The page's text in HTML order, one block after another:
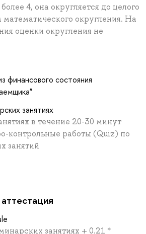
4, она округляется до целого
округления. На
оценки округления не
финансового состояния
занятиях
в течение 20-30 минут
контрольные работы (Quiz) по
занятий
занятиях + 0.21 *